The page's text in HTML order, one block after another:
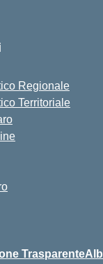
Regionale
Territoriale
Trasparente